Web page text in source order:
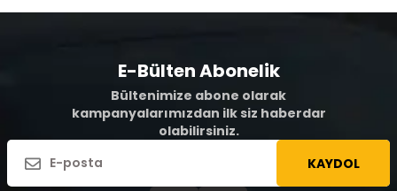
E-Bülten Abonelik
Bültenimize abone olarak
kampanyalarımızdan ilk siz haberdar
olabilirsiniz.
KAYDOL